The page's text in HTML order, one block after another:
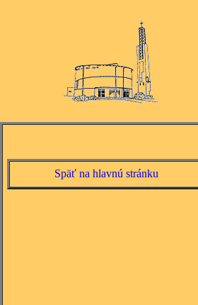
Späť na hlavnú stránku